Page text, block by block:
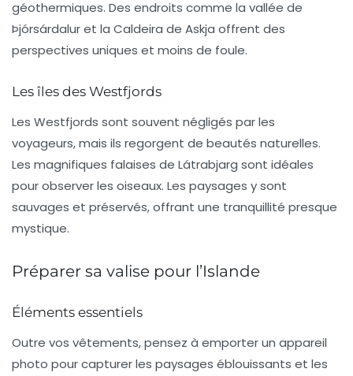
géothermiques. Des endroits comme la vallée de
Þjórsárdaluret la Caldeira de Askja offrent des
perspectives uniques et moins de foule.
Les îles des Westfjords
Les Westfjords sont souvent négligés par les
voyageurs, mais ils regorgent de beautés naturelles.
Les magnifiques falaises de Látrabjarg sont idéales
pour observer les oiseaux. Les paysages y sont
sauvages et préservés, offrant une tranquillité presque
mystique.
Préparer sa valise pour l’Islande
Éléments essentiels
Outre vos vêtements, pensez à emporter un appareil
photo pour capturer les paysages éblouissants et les